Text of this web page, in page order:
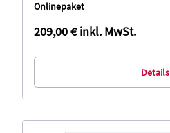
Onlinepaket
209,00 €inkl. MwSt.
Details